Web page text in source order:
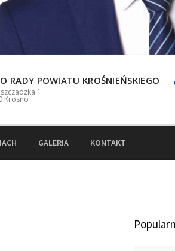
RADY POWIATU KROŚNIEŃSKIEGO
1
Krosno
GALERIA KONTAKT